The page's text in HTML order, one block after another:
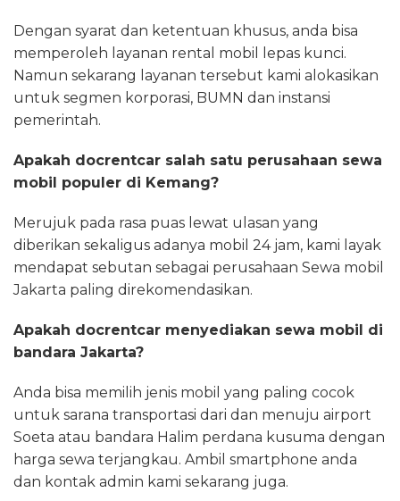
Dengan syarat dan ketentuan khusus, anda bisa
memperoleh layanan rental mobil lepas kunci.
Namun sekarang layanan tersebut kami alokasikan
untuk segmen korporasi, BUMN dan instansi
pemerintah.
Apakah docrentcar salah satu perusahaan sewa
mobil populer di Kemang?
Merujuk pada rasa puas lewat ulasan yang
diberikan sekaligus adanya mobil 24 jam, kami layak
mendapat sebutan sebagai perusahaan Sewa mobil
Jakarta paling direkomendasikan.
Apakah docrentcar menyediakan sewa mobil di
bandara Jakarta?
Anda bisa memilih jenis mobil yang paling cocok
untuk sarana transportasi dari dan menuju airport
Soeta atau bandara Halim perdana kusuma dengan
harga sewa terjangkau. Ambil smartphone anda
dan kontak admin kami sekarang juga.